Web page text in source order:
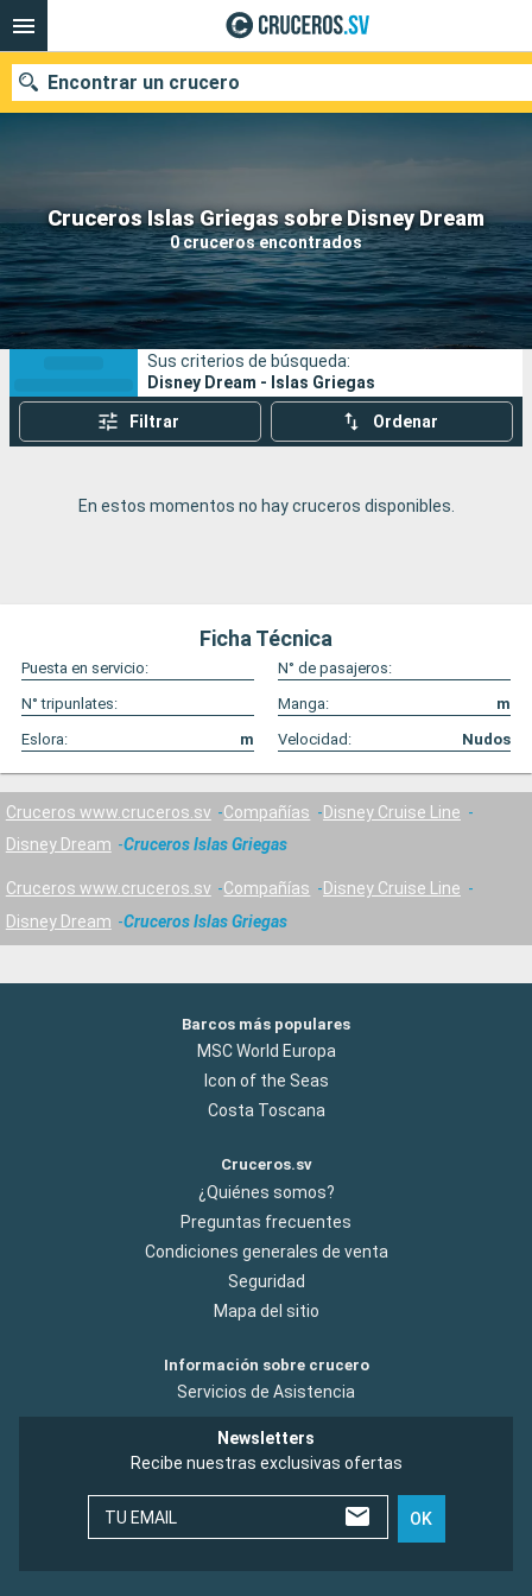
Cruceros Islas Griegas sobre Disney Dream
0 cruceros encontrados
Encontrar un crucero
Nuestros destinos
Fecha de salida
Puertos Compañías
Buscar
Sus criterios de búsqueda:
Disney Dream - Islas Griegas
Filtrar Ordenar
En estos momentos no hay cruceros disponibles.
Ficha Técnica
Puesta en servicio:
N° de pasajeros:
N° tripunlates:
Manga:
m
Eslora:
m Velocidad: Nudos
Cruceros www.cruceros.sv Compañías
Disney Cruise Line
Disney Dream
Cruceros Islas Griegas
Cruceros www.cruceros.sv Compañías
Disney Cruise Line
Disney Dream
Cruceros Islas Griegas
Barcos más populares
MSC World Europa
Icon of the Seas
Costa Toscana
Cruceros.sv
¿Quiénes somos?
Preguntas frecuentes
Condiciones generales de venta
Seguridad
Mapa del sitio
Información sobre crucero
Servicios de Asistencia
Newsletters
Recibe nuestras exclusivas ofertas
TU EMAIL OK